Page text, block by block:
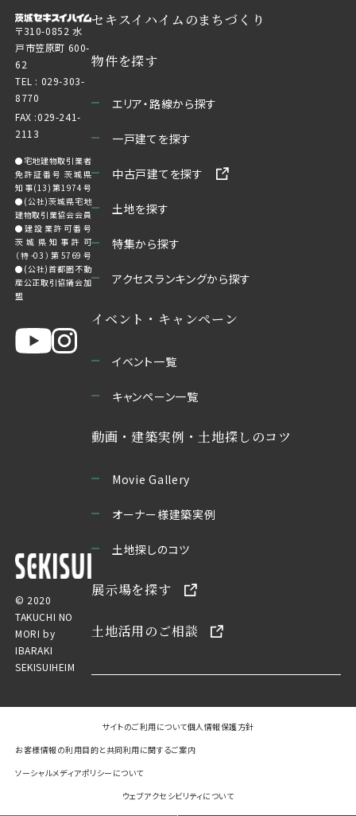
〒310-0852 水
戸市笠原町 600-
62
TEL : 029-303-
8770
FAX :029-241-
2113
●宅地建物取引業者
免許証番号 茨城県
知事(13)第1974号
●(公社)茨城県宅地
建物取引業協会会員
●建設業許可番号
茨城県知事許可
（特-03）第5769号
●(公社)首都圏不動
産公正取引協議会加
盟
© 2020
TAKUCHI NO
MORI by
IBARAKI
SEKISUIHEIM
セキスイハイムのまちづくり
物件を探す
エリア・路線から探す
一戸建てを探す
中古戸建てを探す
土地を探す
特集から探す
アクセスランキングから探す
イベント・キャンペーン
イベント一覧
キャンペーン一覧
動画・建築実例・土地探しのコツ
Movie Gallery
オーナー様建築実例
土地探しのコツ
展示場を探す
土地活用のご相談
サイトのご利用について個人情報保護方針
お客様情報の利用目的と共同利用に関するご案内
ソーシャルメディアポリシーについて
ウェブアクセシビリティについて